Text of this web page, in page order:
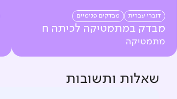
דוברי עברית מבדקים פנימיים
מבדק במתמטיקה לכיתה ח
מתמטיקה
שאלות ותשובות